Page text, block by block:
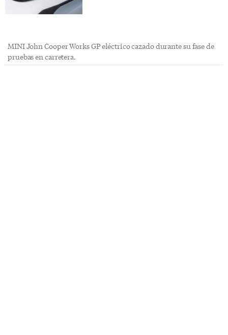
MINI John Cooper Works GP eléctrico cazado durante su fase de
pruebas en carretera.